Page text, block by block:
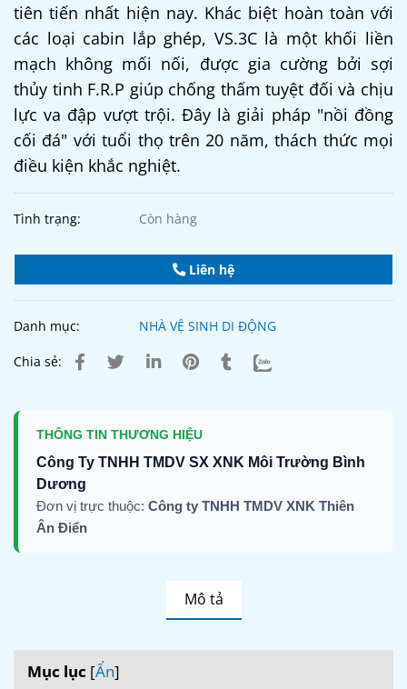
tiên tiến nhất hiện nay. Khác biệt hoàn toàn với
các loại cabin lắp ghép, VS.3C là một khối liền
mạch không mối nối, được gia cường bởi sợi
thủy tinh F.R.P giúp chống thấm tuyệt đối và chịu
lực va đập vượt trội. Đây là giải pháp "nồi đồng
cối đá" với tuổi thọ trên 20 năm, thách thức mọi
điều kiện khắc nghiệt.
Tình trạng: Còn hàng
Liên hệ
Danh mục: NHÀ VỆ SINH DI ĐỘNG
Chia sẻ:
THÔNG TIN THƯƠNG HIỆU
Công Ty TNHH TMDV SX XNK Môi Trường Bình
Dương
Đơn vị trực thuộc: Công ty TNHH TMDV XNK Thiên
Ân Điển
Mô tả
Mục lục [Ẩn]